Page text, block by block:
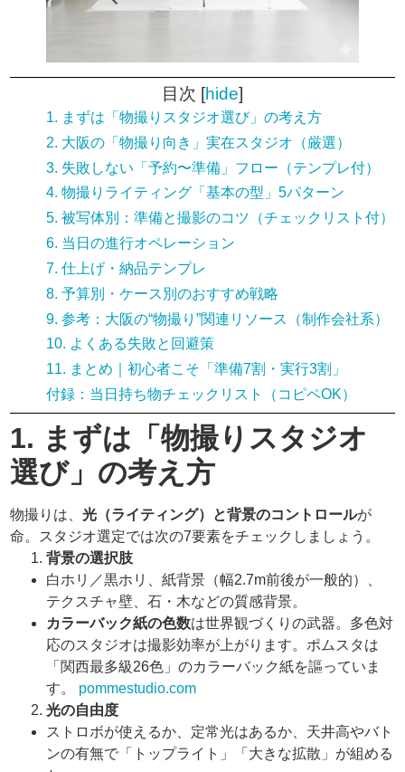
目次 [hide]
1. まずは「物撮りスタジオ選び」の考え方
2. 大阪の「物撮り向き」実在スタジオ（厳選）
3. 失敗しない「予約〜準備」フロー（テンプレ付）
4. 物撮りライティング「基本の型」5パターン
5. 被写体別：準備と撮影のコツ（チェックリスト付）
6. 当日の進行オペレーション
7. 仕上げ・納品テンプレ
8. 予算別・ケース別のおすすめ戦略
9. 参考：大阪の“物撮り”関連リソース（制作会社系）
10. よくある失敗と回避策
11. まとめ｜初心者こそ「準備7割・実行3割」
付録：当日持ち物チェックリスト（コピペOK）
1. まずは「物撮りスタジオ
選び」の考え方
物撮りは、光（ライティング）と背景のコントロールが
命。スタジオ選定では次の7要素をチェックしましょう。
背景の選択肢
白ホリ／黒ホリ、紙背景（幅2.7m前後が一般的）、
テクスチャ壁、石・木などの質感背景。
カラーバック紙の色数は世界観づくりの武器。多色対
応のスタジオは撮影効率が上がります。ポムスタは
「関西最多級26色」のカラーバック紙を謳っていま
す。 pommestudio.com
光の自由度
ストロボが使えるか、定常光はあるか、天井高やバト
ンの有無で「トップライト」「大きな拡散」が組める